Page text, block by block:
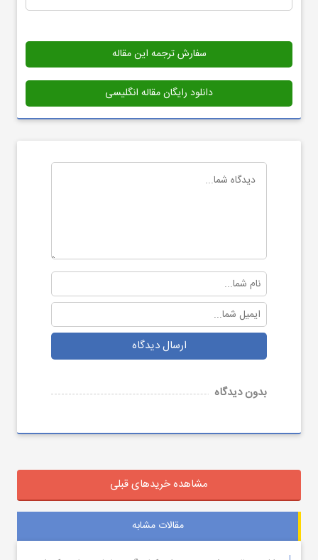
سفارش ترجمه این مقاله
دانلود رایگان مقاله انگلیسی
ارسال دیدگاه
بدون دیدگاه
مشاهده خریدهای قبلی
مقالات مشابه